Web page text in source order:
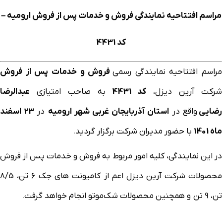
مراسم افتتاحیه نمایندگی فروش و خدمات پس از فروش ارومیه –
کد 4431
مراسم افتتاحیه نمایندگی رسمی فروش و خدمات پس از فروش
شرکت آرین دیزل، کد 4431 به صاحب امتیازی عبدالرضا
رضایی واقع در استان آذربایجان غربی شهر ارومیه در
23 اسفند
ماه 1401
با حضور مدیران شرکت برگزار گردید.
در این نمایندگی، کلیه امور مربوط به فروش و خدمات پس از فروش
محصولات شرکت آرین دیزل اعم از کامیونت های جک 6 تن، 8/5
تن، 9 تن و همچنین محصولات شک‌موتو انجام خواهد گرفت.